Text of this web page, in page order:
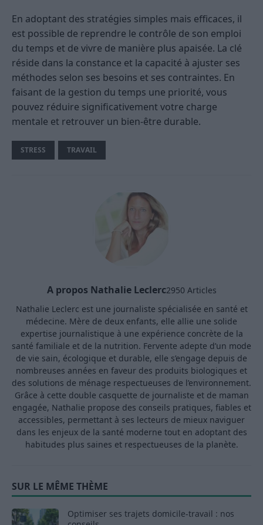
En adoptant des stratégies simples mais efficaces, il
est possible de reprendre le contrôle de son emploi
du temps et de vivre de manière plus apaisée. La clé
réside dans la constance et la capacité à ajuster ses
méthodes selon ses besoins et ses contraintes. En
faisant de la gestion du temps une priorité, vous
pouvez réduire significativement votre charge
mentale et retrouver un bien-être durable.
STRESS TRAVAIL
A propos Nathalie Leclerc2950 Articles
Nathalie Leclerc est une journaliste spécialisée en santé et
médecine. Mère de deux enfants, elle allie une solide
expertise journalistique à une expérience concrète de la
santé familiale et de la nutrition. Fervente adepte d’un mode
de vie sain, écologique et durable, elle s’engage depuis de
nombreuses années en faveur des produits biologiques et
des solutions de ménage respectueuses de l’environnement.
Grâce à cette double casquette de journaliste et de maman
engagée, Nathalie propose des conseils pratiques, fiables et
accessibles, permettant à ses lecteurs de mieux naviguer
dans les enjeux de la santé moderne tout en adoptant des
habitudes plus saines et respectueuses de la planète.
SUR LE MÊME THÈME
Optimiser ses trajets domicile-travail : nos